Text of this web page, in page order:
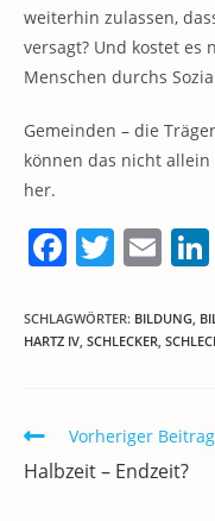
weiterhin zulassen,
versagt? Und kostet es
Menschen durchs
Gemeinden – die
können das nicht allein
her.
F
c
e
o
o
T
itt
er
E
ai
l
n
SCHLAGWÖRTER: BILDUNG,
HARTZ IV, SCHLECKER,
Weitere
Artikel
ansehen
Vorheriger Beitrag
Halbzeit – Endzeit?